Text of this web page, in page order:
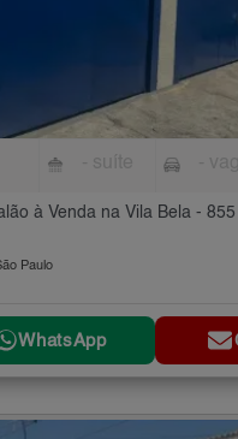
à Venda na Vila Bela - 855
Paulo
WhatsApp